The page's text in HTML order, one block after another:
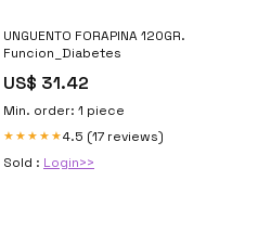
UNGUENTO FORAPINA 120GR.
Funcion_Diabetes
US$ 31.42
Min. order: 1 piece
★★★★★4.5 (17 reviews)
Sold : Login>>